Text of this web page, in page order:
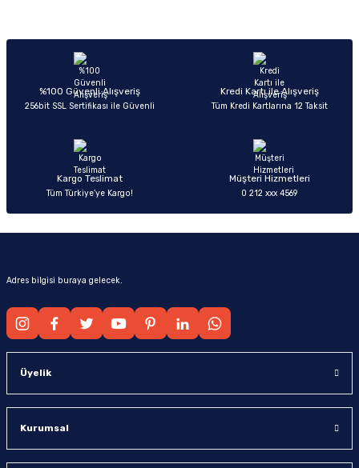
Ürün açıklamasında eksik bilgiler bulunuyor.
Ürün bilgilerinde hatalar bulunuyor.
Ürün fiyatı diğer sitelerden daha pahalı.
Sitemize ilk yorumu siz yapın!
%100 Güvenli Alışveriş
256bit SSL Sertifikası ile Güvenli
Kredi Kartı ile Alışveriş
Tüm Kredi Kartlarına 12 Taksit
Kargo Teslimat
Tüm Türkiye’ye Kargo!
Müşteri Hizmetleri
0 212 xxx 4569
Adres bilgisi buraya gelecek.
Üyelik
Kurumsal